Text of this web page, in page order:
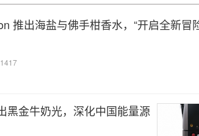
推出海盐与佛手柑香水，“开启全新冒
1417
黑金牛奶光，深化中国能量源